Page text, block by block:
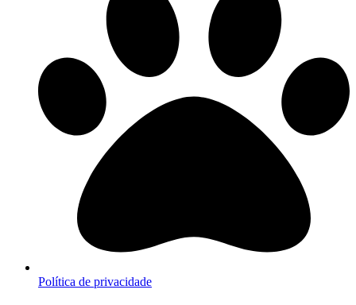
Política de privacidade